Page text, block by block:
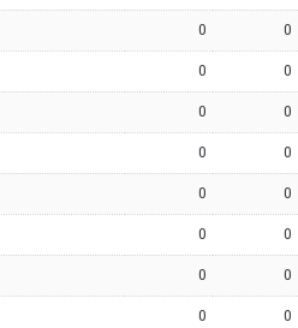
0 0
0 0
0 0
0 0
0 0
0 0
0 0
0 0